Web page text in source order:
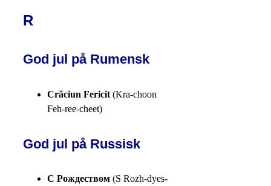
R
God jul på Rumensk
Crăciun Fericit (Kra-choon
Feh-ree-cheet)
God jul på Russisk
С Рождеством (S Rozh-dyes-